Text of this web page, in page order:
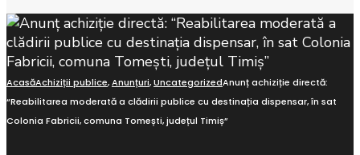
AcasăAchiziții publice,Anunțuri,UncategorizedAnunț achiziție directă:
“Reabilitarea moderată a clădirii publice cu destinația dispensar, în sat
Colonia Fabricii, comuna Tomești, județul Timiș”